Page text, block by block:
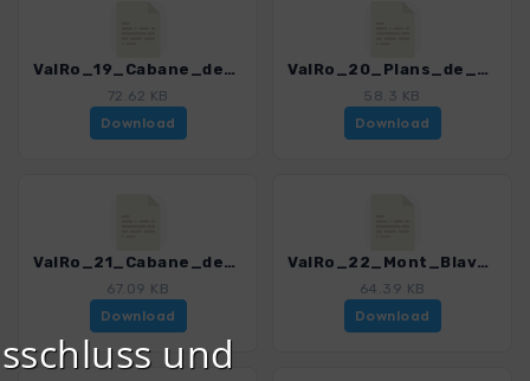
ValRo_19_Cabane_des_Aiguilles_Rouges.gpx
72.62 KB
Download
ValRo_20_Plans_de_Bertol.gpx
58.3 KB
Download
ValRo_21_Cabane_des_Dix.gpx
67.09 KB
Download
ValRo_22_Mont_Blava.gpx
64.39 KB
Download
und